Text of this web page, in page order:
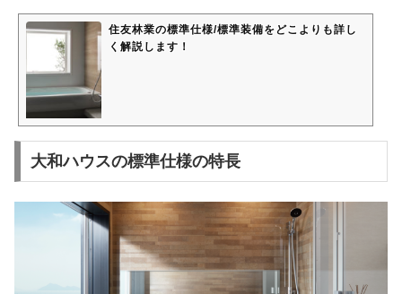
住友林業の標準仕様/標準装備をどこよりも詳し
く解説します！
大和ハウスの標準仕様の特長